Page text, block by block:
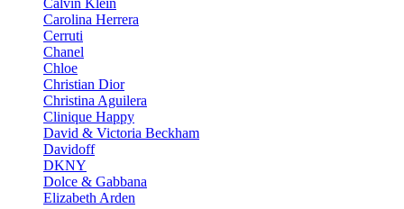
Calvin Klein
Carolina Herrera
Cerruti
Chanel
Chloe
Christian Dior
Christina Aguilera
Clinique Happy
David & Victoria Beckham
Davidoff
DKNY
Dolce & Gabbana
Elizabeth Arden